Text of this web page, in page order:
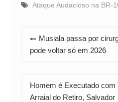
Ataque Audacioso na BR-
Navegação
de
Musiala passa por
pode voltar só em 2026
Homem é Executado com
Arraial do Retiro, Salvador